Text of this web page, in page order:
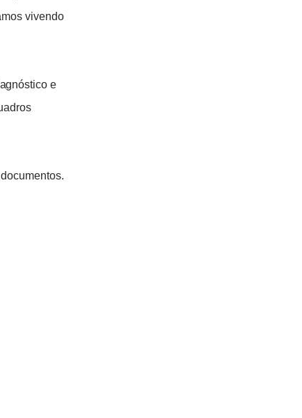
vivendo
e